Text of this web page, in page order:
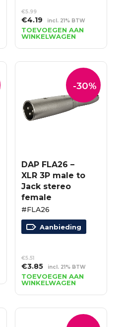
€5.99
Oorspronkelijke
prijs
was:
€5.99.
€4.19 Huidige
prijs
is:
€4.19.
incl. 21% BTW
TOEVOEGEN AAN
WINKELWAGEN
-30%
DAP FLA26 –
XLR 3P male to
Jack stereo
female
#FLA26
Aanbieding
€5.51
Oorspronkelijke
prijs
was:
€5.51.
€3.85Huidige
prijs
is:
€3.85.
incl. 21% BTW
TOEVOEGEN AAN
WINKELWAGEN